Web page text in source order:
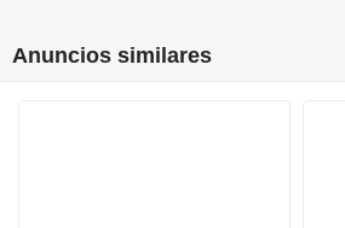
Anuncios similares